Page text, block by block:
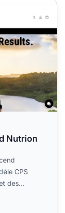
Nutrion
CPS
des